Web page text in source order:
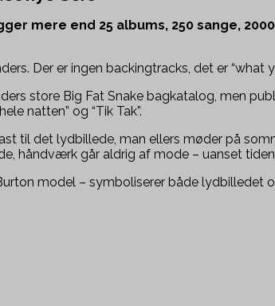
mere end 25 albums, 250 sange,
Der er ingen backingtracks, det er
store Big Fat Snake bagkatalog, men
natten” og “Tik Tak”.
til det lydbillede, man ellers møder på
håndværk går aldrig af mode – uanset
model – symboliserer både